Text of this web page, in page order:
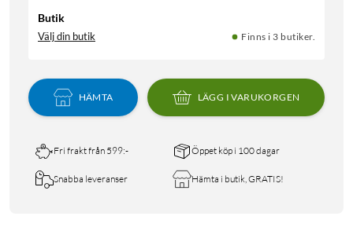
Butik
Välj din butik Finns i 3 butiker.
HÄMTA LÄGG I VARUKORGEN
Fri frakt från 599:- Öppet köp i 100 dagar
Snabba leveranser Hämta i butik, GRATIS!